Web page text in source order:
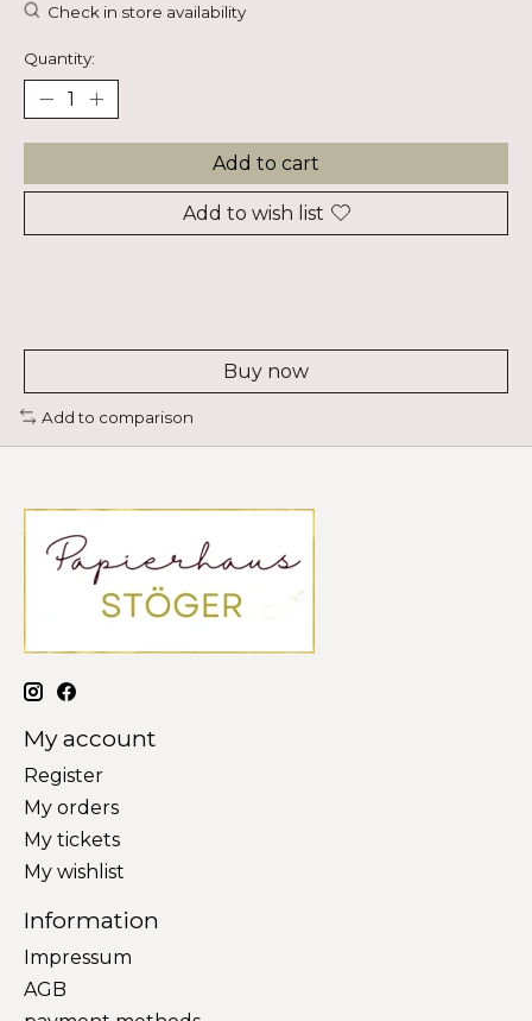
Check in store availability
Quantity:
Add to cart
Add to wish list
Buy now
Add to comparison
My account
Register
My orders
My tickets
My wishlist
Information
Impressum
AGB